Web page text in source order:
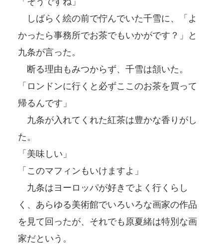
しばらく絵の前で佇んでいた千雪に、「よ
かったら事務所でお茶でもいかがです？」と
九条が言った。
断る理由もみつからず、千雪は頷いた。
「ロンドンに行くと必ずここのお茶を買って
帰るんです」
九条が入れてくれた紅茶は豊かな香りがし
た。
「美味しい」
「このマフィンもいけますよ」
九条はヨーロッパが好きでよく行くらし
く、あらゆる美術館でいろいろな画家の作品
を見て回ったが、それでも原夏緒は特別な画
家だという。